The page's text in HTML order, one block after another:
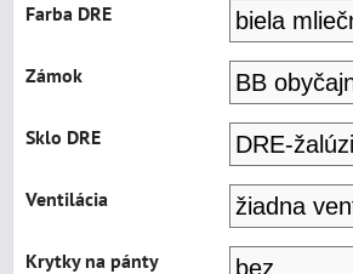
Farba DRE
Zámok
Sklo DRE
Ventilácia
Krytky na pánty